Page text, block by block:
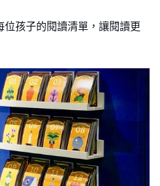
孩子的閱讀清單，讓閱讀更